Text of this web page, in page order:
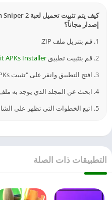
إصدار مجاناً؟
1. قم بتنزيل ملف ZIP.
2. قم بتثبيت تطبيق
APKs Installer
3. افتح التطبيق وانقر على "تثبيت APKs".
4. ابحث عن المجلد الذي يوجد به ملف ZIP الذي تم تنزيله وحدده.
5. اتبع الخطوات التي تظهر على الشاشة.
التطبيقات ذات الصلة